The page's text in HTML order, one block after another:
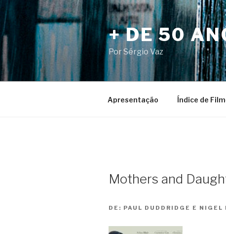
para
o
conteúdo
+ DE 50
Por Sérgio Vaz
Apresentação Índice de
Mothers and
DE: PAUL DUDDRIDGE E NIGEL